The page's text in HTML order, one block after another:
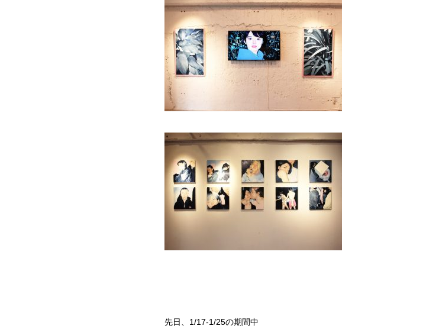
先日、1/17-1/25の期間中